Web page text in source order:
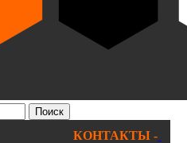
КОНТАКТЫ -